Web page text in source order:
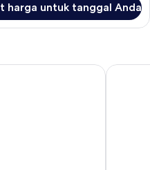
harga untuk tanggal Anda
The